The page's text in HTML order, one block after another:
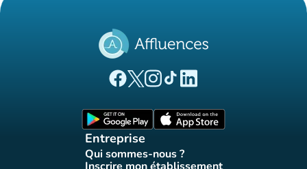
(nouvel onglet)
(nouvel onglet)
(nouvel onglet)
(nouvel onglet)
(nouvel onglet)
Entreprise
Qui sommes-nous ?
(nouvel onglet)